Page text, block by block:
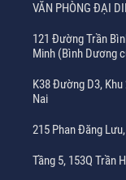
VĂN PHÒNG ĐẠI
121 Đường Trần
Minh (Bình Dương
K38 Đường D3,
Nai
215 Phan Đăng
Tầng 5, 153Q Trần